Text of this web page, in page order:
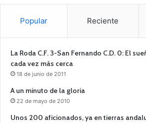
Popular Reciente
La Roda C.F. 3-San Fernando C.D. 0: El
cada vez más cerca
18 de junio de 2011
A un minuto de la gloria
22 de mayo de 2010
Unos 200 aficionados, ya en tierras